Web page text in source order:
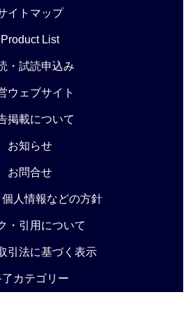
イトマップ
Product List
・試読申込み
ウェブサイト
掲載について
お知らせ
お問合せ
人情報などの方針
・引用について
引法に基づく表示
了カテゴリー